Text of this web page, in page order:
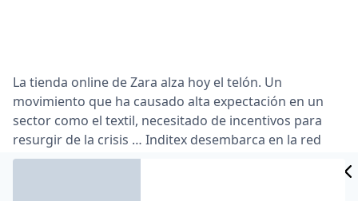
La tienda online de Zara alza hoy el telón. Un
movimiento que ha causado alta expectación en un
sector como el textil, necesitado de incentivos para
resurgir de la crisis … Inditex desembarca en la red
siguiendo la estela de competidores como la española